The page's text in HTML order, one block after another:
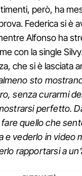
però, ha
Federica si è
Alfonso ha
con la single
che si è lasciata
sto
senza curarmi
perfetto.
quello che
e vederlo in video
rapportarsi a